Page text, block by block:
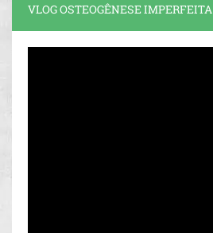
VLOG OSTEOGÊNESE IMPERFEITA